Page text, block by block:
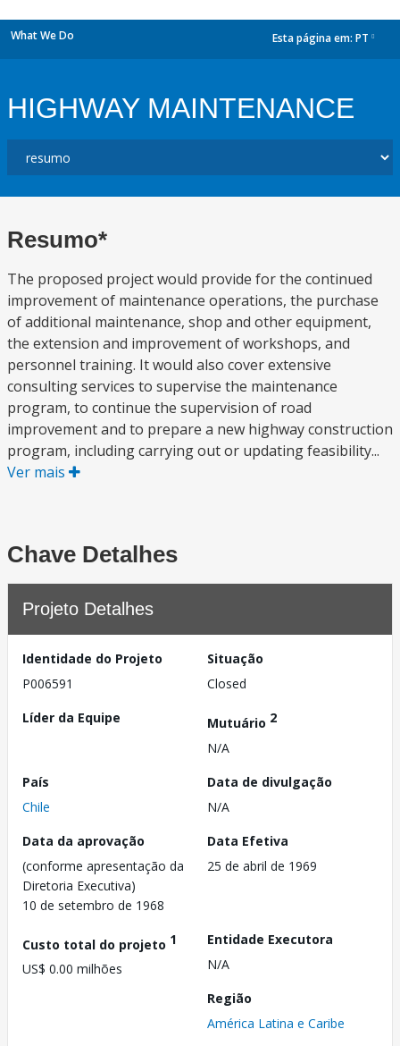
What We Do Esta página em: PT
HIGHWAY MAINTENANCE
Resumo*
The proposed project would provide for the continued
improvement of maintenance operations, the purchase
of additional maintenance, shop and other equipment,
the extension and improvement of workshops, and
personnel training. It would also cover extensive
consulting services to supervise the maintenance
program, to continue the supervision of road
improvement and to prepare a new highway construction
program, including carrying out or updating feasibility...
Ver mais
Chave Detalhes
Projeto Detalhes
Identidade do Projeto
P006591
Situação
Closed
Líder da Equipe
Mutuário 2
N/A
País
Chile
Data de divulgação
N/A
Data da aprovação
(conforme apresentação da
Diretoria Executiva)
10 de setembro de 1968
Data Efetiva
25 de abril de 1969
Custo total do projeto 1
US$ 0.00 milhões
Entidade Executora
N/A
Região
América Latina e Caribe